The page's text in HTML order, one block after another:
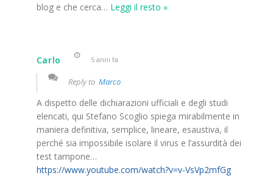
blog e che cerca… Leggi il resto »
Carlo 5 anni fa
Reply to Marco
A dispetto delle dichiarazioni ufficiali e degli studi
elencati, qui Stefano Scoglio spiega mirabilmente in
maniera definitiva, semplice, lineare, esaustiva, il
perché sia impossibile isolare il virus e l’assurdità dei
test tampone…
https://www.youtube.com/watch?v=v-VsVp2mfGg